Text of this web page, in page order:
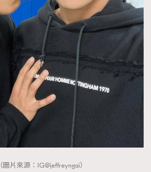
（圖片來源：IG@jeffreyngai）